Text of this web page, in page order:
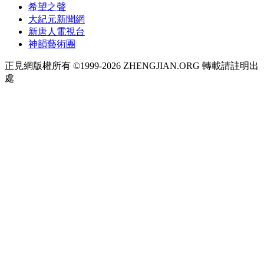
希望之聲
大紀元新聞網
新唐人電視台
神韻藝術團
正見網版權所有 ©1999-2026 ZHENGJIAN.ORG 轉載請註明出
處